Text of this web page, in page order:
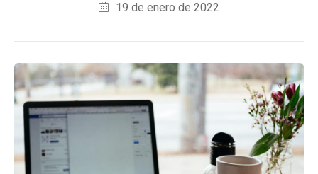
19 de enero de 2022